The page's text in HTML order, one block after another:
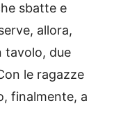
sbatte e
allora,
tavolo, due
le ragazze
finalmente, a